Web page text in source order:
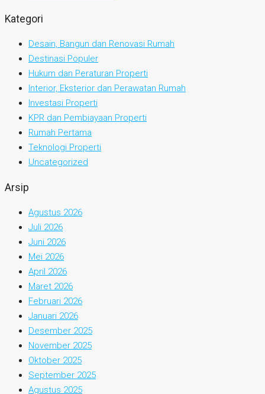
Kategori
Desain, Bangun dan Renovasi Rumah
Destinasi Populer
Hukum dan Peraturan Properti
Interior, Eksterior dan Perawatan Rumah
Investasi Properti
KPR dan Pembiayaan Properti
Rumah Pertama
Teknologi Properti
Uncategorized
Arsip
Agustus 2026
Juli 2026
Juni 2026
Mei 2026
April 2026
Maret 2026
Februari 2026
Januari 2026
Desember 2025
November 2025
Oktober 2025
September 2025
Agustus 2025